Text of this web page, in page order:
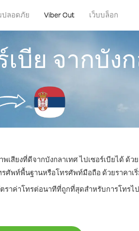
ปลอดภัย Viber Out เว็บบล็อก
บีย จากบัง
ยงที่ดีจากบังกลาเทศ ไปเซอร์เบียได้ ด้วย
ศัพท์พื้นฐานหรือโทรศัพท์มือถือ ด้วยราคาเริ่
ราค่าโทรต่อนาทีที่ถูกที่สุดสำหรับการโทรไป